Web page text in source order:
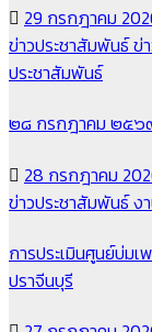
29 กรกฎาคม
ข่าวประชาสัมพันธ์ข่
ประชาสัมพันธ์
๒๘ กรกฎาคม ๒๕๖
28 กรกฎาคม
ข่าวประชาสัมพันธ์ง
การประเมินศูนย์บ่ม
ปราจีนบุรี